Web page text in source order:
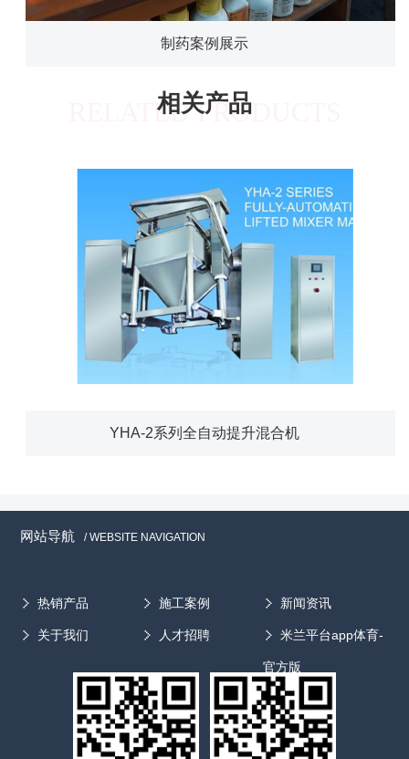
制药案例展示
相关产品
RELATED PRODUCTS
YHA-2系列全自动提升混合机
网站导航 / WEBSITE NAVIGATION
热销产品 施工案例 新闻资讯
关于我们 人才招聘 米兰平台app体育-
官方版